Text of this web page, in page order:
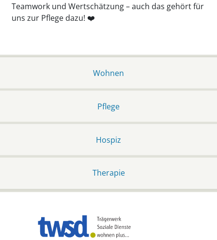
Teamwork und Wertschätzung – auch das gehört für
uns zur Pflege dazu! ❤️
Wohnen
Pflege
Hospiz
Therapie